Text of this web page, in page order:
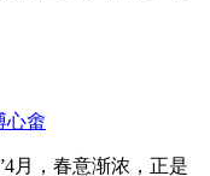
心畬
月，春意渐浓，正是